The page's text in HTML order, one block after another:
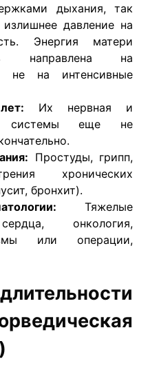
дыхания, так
давление на
Энергия матери
направлена на
не на интенсивные
Их нервная и
системы еще не
Простуды, грипп,
хронических
бронхит).
Тяжелые
онкология,
или операции,